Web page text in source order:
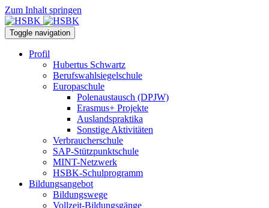
Zum Inhalt springen
Toggle navigation
Profil
Hubertus Schwartz
Berufswahlsiegelschule
Europaschule
Polenaustausch (DPJW)
Erasmus+ Projekte
Auslandspraktika
Sonstige Aktivitäten
Verbraucherschule
SAP-Stützpunktschule
MINT-Netzwerk
HSBK-Schulprogramm
Bildungsangebot
Bildungswege
Vollzeit-Bildungsgänge